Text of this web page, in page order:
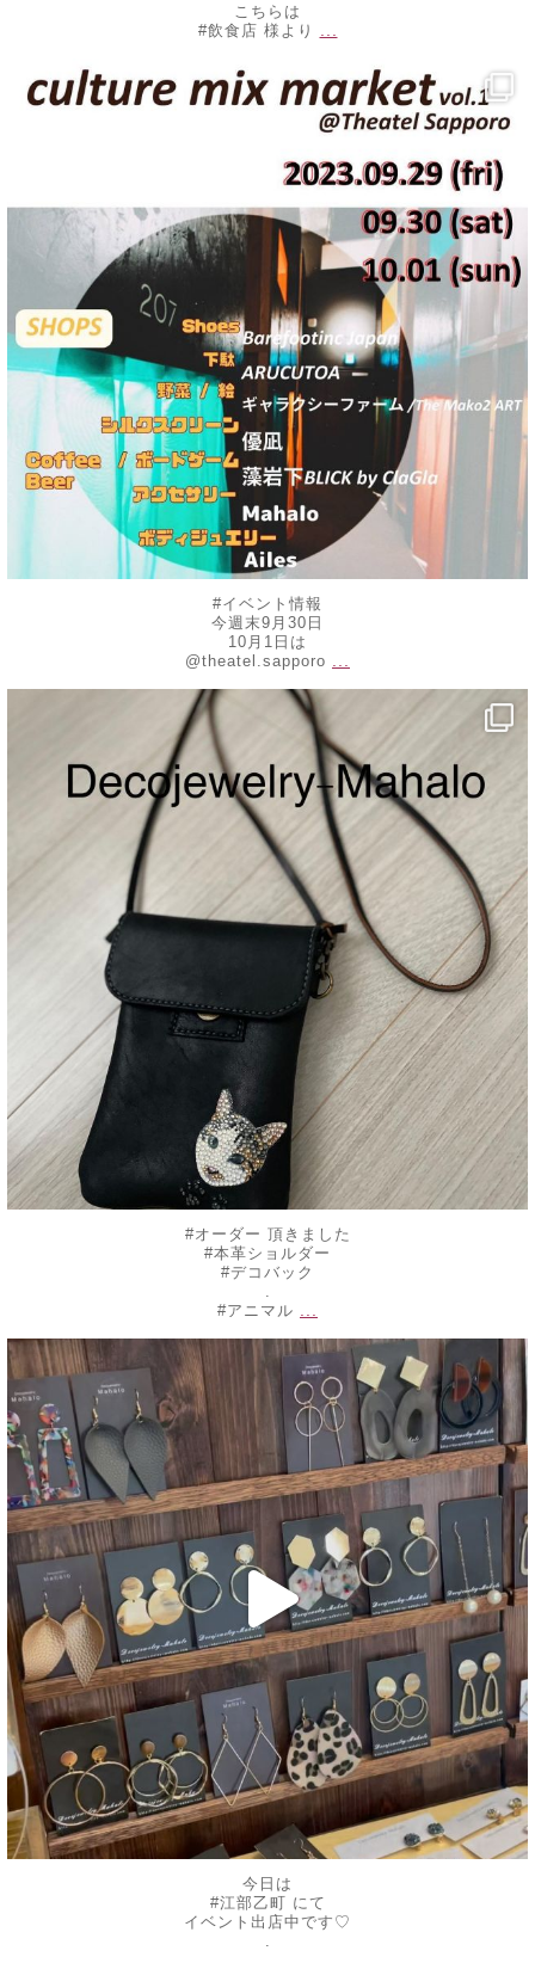
こちらは
#飲食店 様より
decojewelrymahalo
#イベント情報
今週末9月30日
10月1日は
@theatel.sapporo
decojewelrymahalo
8月 20
#オーダー 頂きました
#本革ショルダー
#デコバック
#アニマル
decojewelrymahalo
6月 10
今日は
#江部乙町 にて
イベント出店中です♡